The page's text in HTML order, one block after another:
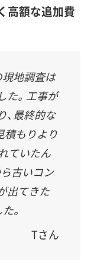
高額な追加費
地調査は
た。工事が
最終的な
積もりより
ていたん
古いコン
出てきた
。
Tさん